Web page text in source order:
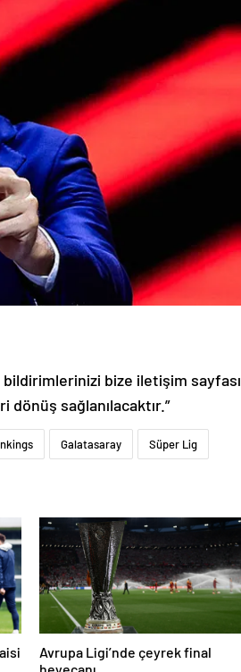
bize iletişim sayfası
sağlanılacaktır.”
Galatasaray Süper Lig
Avrupa Ligi’nde çeyrek final